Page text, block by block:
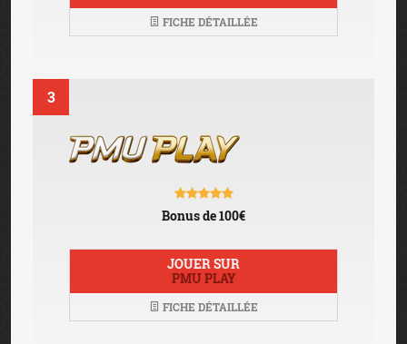
FICHE DÉTAILLÉE
3
Bonus de 100€
JOUER SUR
PMU PLAY
FICHE DÉTAILLÉE